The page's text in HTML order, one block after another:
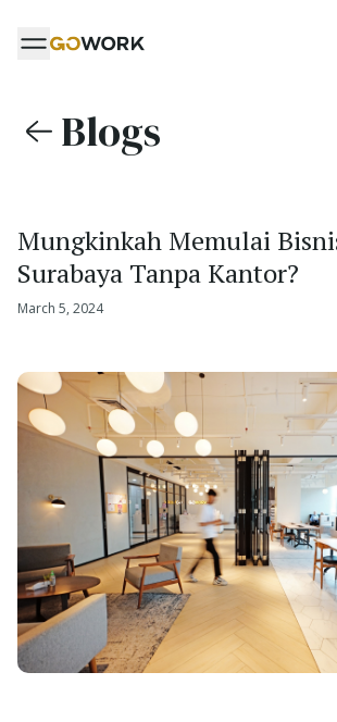
Blogs
Mungkinkah Memulai
Surabaya Tanpa Kantor?
March 5, 2024